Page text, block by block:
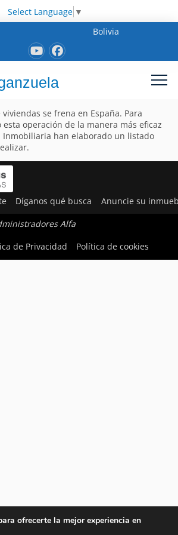
Select Language ▼
Bolivia
se frena en España. Para
operación de la manera más eficaz
Inmobiliaria han elaborado un listado
Díganos qué busca Anuncie su
Alfa
de Privacidad Política de cookies
ofrecerte la mejor experiencia en